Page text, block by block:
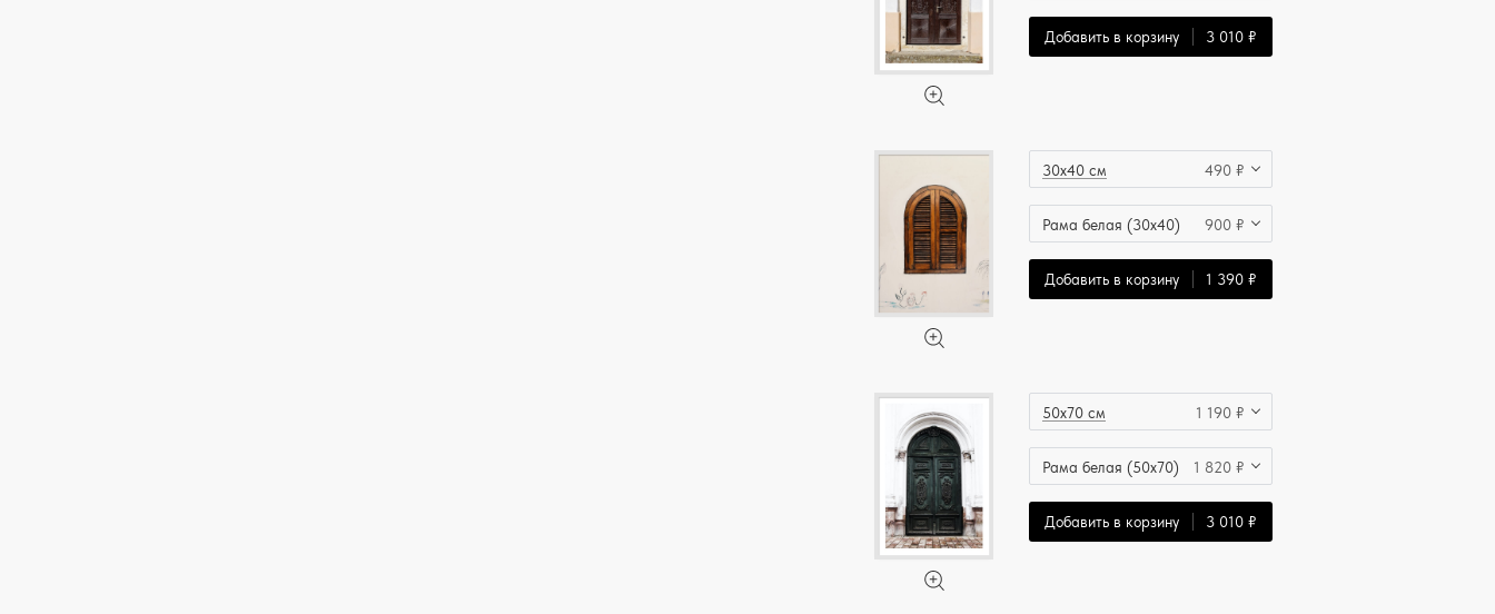
Добавить в корзину 3 010 ₽
30x40 см 490 ₽
Рама белая (30x40) 900 ₽
Добавить в корзину 1 390 ₽
50x70 см 1 190 ₽
Рама белая (50x70) 1 820 ₽
Добавить в корзину 3 010 ₽